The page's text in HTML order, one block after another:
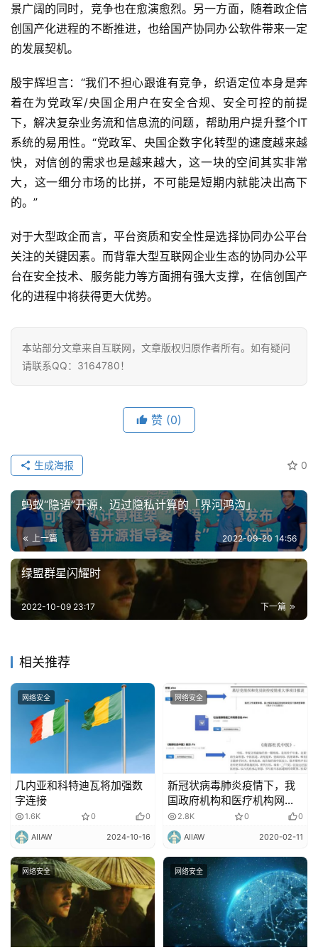
景广阔的同时，竞争也在愈演愈烈。另一方面，随着政企信
创国产化进程的不断推进，也给国产协同办公软件带来一定
的发展契机。
殷宇辉坦言：“我们不担心跟谁有竞争，织语定位本身是奔
着在为党政军/央国企用户在安全合规、安全可控的前提
下，解决复杂业务流和信息流的问题，帮助用户提升整个IT
系统的易用性。“党政军、央国企数字化转型的速度越来越
快，对信创的需求也是越来越大，这一块的空间其实非常
大，这一细分市场的比拼，不可能是短期内就能决出高下
的。”
对于大型政企而言，平台资质和安全性是选择协同办公平台
关注的关键因素。而背靠大型互联网企业生态的协同办公平
台在安全技术、服务能力等方面拥有强大支撑，在信创国产
化的进程中将获得更大优势。
本站部分文章来自互联网，文章版权归原作者所有。如有疑问
请联系QQ：3164780！
赞 (0)
0
生成海报
蚂蚁“隐语”开源，迈过隐私计算的「界河鸿沟」
上一篇 2022-09-20 14:56
绿盟群星闪耀时
下一篇
2022-10-09 23:17
相关推荐
网络安全
几内亚和科特迪瓦将加强数
字连接
1.6K 0 0
AIIAW 2024-10-16
网络安全
新冠状病毒肺炎疫情下，我
国政府机构和医疗机构网站
被黑客攻击！
2.8K 0 0
AIIAW 2020-02-11
网络安全 网络安全